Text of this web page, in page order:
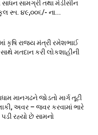
સામગ્રી તથા મેડીસીન
રૂા. ૪૯,૦૦૬/- ના...
કૃષિ રાજ્ય મંત્રી રમેશભાઈ
સાથે મતદાન કરી લોકશાહીની
માનગઢને જોડતો માર્ગ તૂટી
અવર – જવર કરવામાં ભારે
રહ્યો છે સામનો